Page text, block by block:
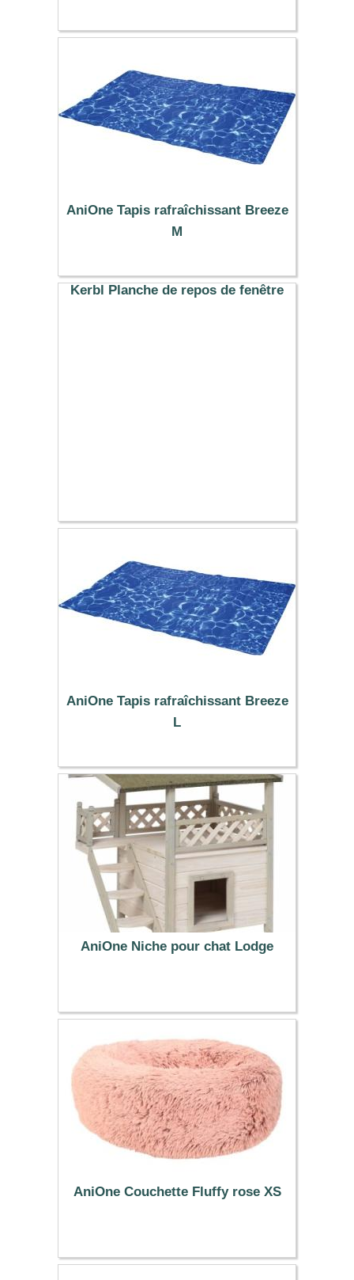
AniOne Tapis rafraîchissant Breeze
M
22.99 €
Kerbl Planche de repos de fenêtre
AniOne Tapis rafraîchissant Breeze
L
27.99 €
AniOne Niche pour chat Lodge
109.00 €
AniOne Couchette Fluffy rose XS
34.99 €